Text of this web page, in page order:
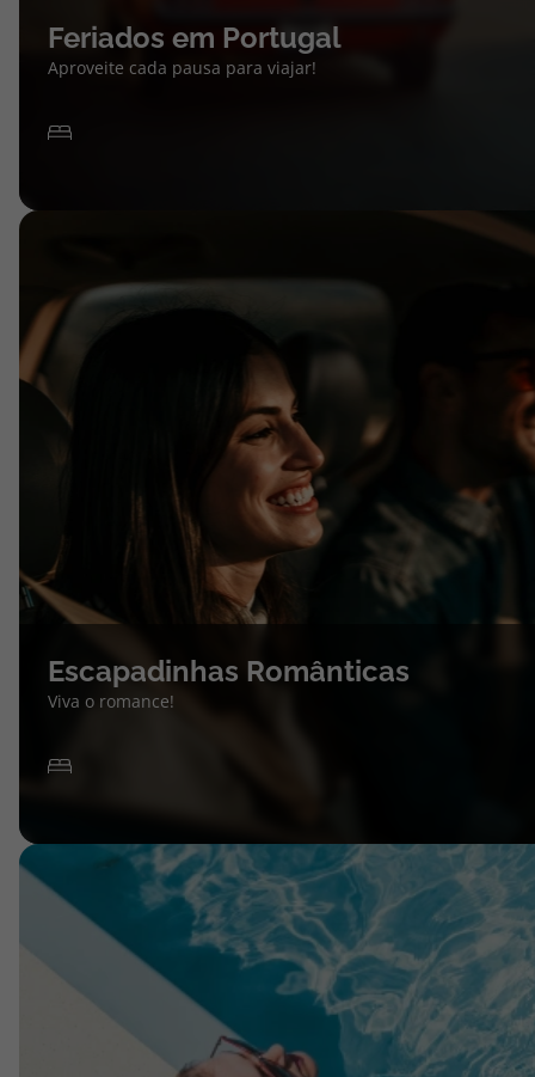
Feriados em Portugal
Aproveite cada pausa para viajar!
Escapadinhas Românticas
Viva o romance!